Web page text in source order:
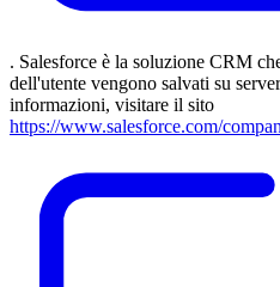
. Salesforce è la soluzione CRM
dell'utente vengono salvati su
informazioni, visitare il sito
https://www.salesforce.com/